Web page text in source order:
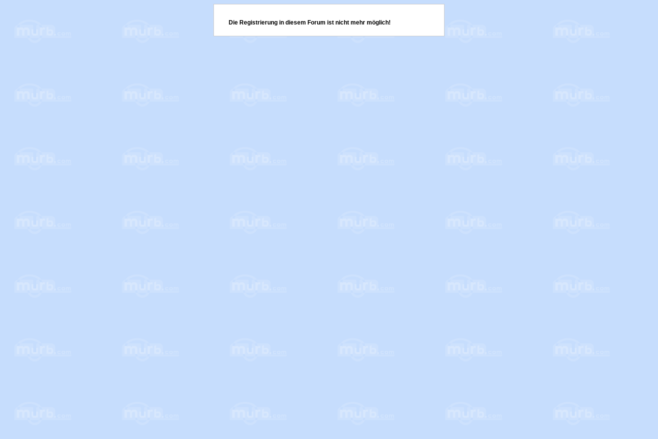
Die Registrierung in diesem Forum ist nicht mehr möglich!